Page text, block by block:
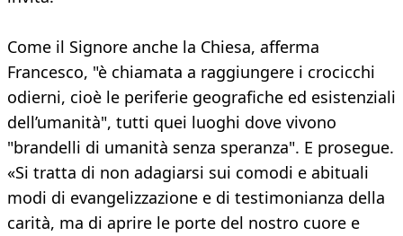
Come il Signore anche la Chiesa, afferma
Francesco, "è chiamata a raggiungere i crocicchi
odierni, cioè le periferie geografiche ed esistenziali
dell’umanità", tutti quei luoghi dove vivono
"brandelli di umanità senza speranza". E prosegue.
«Si tratta di non adagiarsi sui comodi e abituali
modi di evangelizzazione e di testimonianza della
carità, ma di aprire le porte del nostro cuore e